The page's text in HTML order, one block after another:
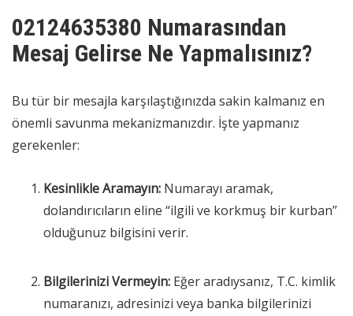
02124635380 Numarasından
Mesaj Gelirse Ne Yapmalısınız?
Bu tür bir mesajla karşılaştığınızda sakin kalmanız en
önemli savunma mekanizmanızdır. İşte yapmanız
gerekenler:
Kesinlikle Aramayın: Numarayı aramak,
dolandırıcıların eline “ilgili ve korkmuş bir kurban”
olduğunuz bilgisini verir.
Bilgilerinizi Vermeyin: Eğer aradıysanız, T.C. kimlik
numaranızı, adresinizi veya banka bilgilerinizi